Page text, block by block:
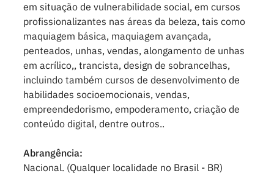
em situação de vulnerabilidade social, em cursos
profissionalizantes nas áreas da beleza, tais como
maquiagem básica, maquiagem avançada,
penteados, unhas, vendas, alongamento de unhas
em acrílico,, trancista, design de sobrancelhas,
incluindo também cursos de desenvolvimento de
habilidades socioemocionais, vendas,
empreendedorismo, empoderamento, criação de
conteúdo digital, dentre outros..
Abrangência:
Nacional. (Qualquer localidade no Brasil - BR)